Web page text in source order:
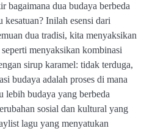
bagaimana dua budaya berbeda
kesatuan? Inilah esensi dari
dua tradisi, kita menyaksikan
menyaksikan kombinasi
sirup karamel: tidak terduga,
budaya adalah proses di mana
lebih budaya yang berbeda
sosial dan kultural yang
lagu yang menyatukan